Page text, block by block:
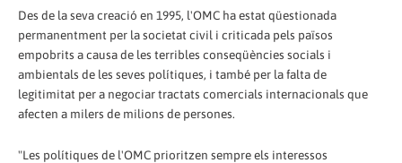
Des de la seva creació en 1995, l'OMC ha estat qüestionada
permanentment per la societat civil i criticada pels països
empobrits a causa de les terribles conseqüències socials i
ambientals de les seves polítiques, i també per la falta de
legitimitat per a negociar tractats comercials internacionals que
afecten a milers de milions de persones.
"Les polítiques de l'OMC prioritzen sempre els interessos